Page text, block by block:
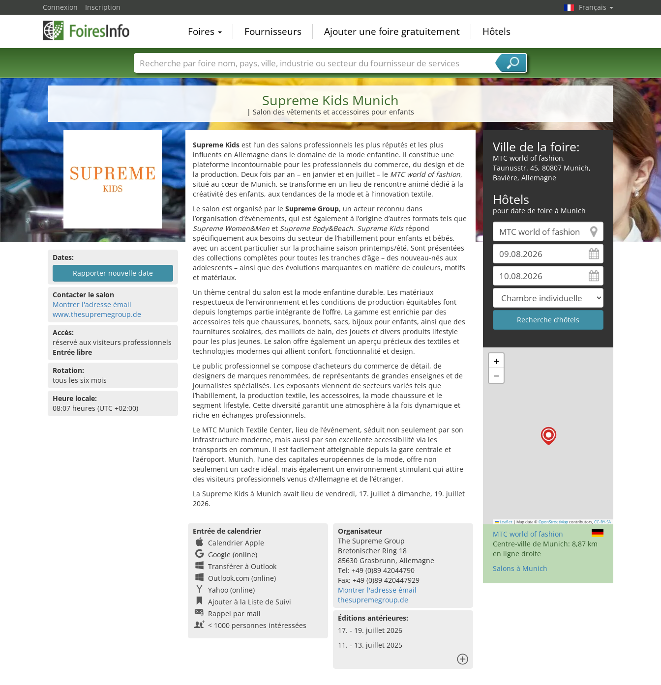
Supreme Kids Munich
| Salon des vêtements et accessoires pour enfants
Dates:
Rapporter nouvelle date
Contacter le salon
Montrer l'adresse émail
www.thesupremegroup.de
Accès:
réservé aux visiteurs professionnels
Entrée libre
Rotation:
tous les six mois
Heure locale:
08:07 heures (UTC +02:00)
Supreme Kidsest l’un des salons professionnels les plus réputés et les plus
influents en Allemagne dans le domaine de la mode enfantine. Il constitue une
plateforme incontournable pour les professionnels du commerce, du design et de
la production. Deux fois par an – en janvier et en juillet – le MTC world of fashion,
situé au cœur de Munich, se transforme en un lieu de rencontre animé dédié à la
créativité des enfants, aux tendances de la mode et à l’innovation textile.
Le salon est organisé par le Supreme Group, un acteur reconnu dans
l’organisation d’événements, qui est également à l’origine d’autres formats tels que
Supreme Women&Menet Supreme Body&Beach. Supreme Kidsrépond
spécifiquement aux besoins du secteur de l’habillement pour enfants et bébés,
avec un accent particulier sur la prochaine saison printemps/été. Sont présentées
des collections complètes pour toutes les tranches d’âge – des nouveau-nés aux
adolescents – ainsi que des évolutions marquantes en matière de couleurs, motifs
et matériaux.
Un thème central du salon est la mode enfantine durable. Les matériaux
respectueux de l’environnement et les conditions de production équitables font
depuis longtemps partie intégrante de l’offre. La gamme est enrichie par des
accessoires tels que chaussures, bonnets, sacs, bijoux pour enfants, ainsi que des
fournitures scolaires, des maillots de bain, des jouets et divers produits lifestyle
pour les plus jeunes. Le salon offre également un aperçu précieux des textiles et
technologies modernes qui allient confort, fonctionnalité et design.
Le public professionnel se compose d’acheteurs du commerce de détail, de
designers de marques renommées, de représentants de grandes enseignes et de
journalistes spécialisés. Les exposants viennent de secteurs variés tels que
l’habillement, la production textile, les accessoires, la mode chaussure et le
segment lifestyle. Cette diversité garantit une atmosphère à la fois dynamique et
riche en échanges professionnels.
Le MTC Munich Textile Center, lieu de l’événement, séduit non seulement par son
infrastructure moderne, mais aussi par son excellente accessibilité via les
transports en commun. Il est facilement atteignable depuis la gare centrale et
l’aéroport. Munich, l’une des capitales européennes de la mode, offre non
seulement un cadre idéal, mais également un environnement stimulant qui attire
des visiteurs professionnels venus d’Allemagne et de l’étranger.
La Supreme Kids à Munich avait lieu de vendredi, 17. juillet à dimanche, 19. juillet
2026.
Entrée de calendrier
Calendrier Apple
Google (online)
Transférer à Outlook
Outlook.com (online)
Yahoo (online)
Ajouter à la Liste de Suivi
Rappel par mail
< 1000 personnes intéressées
Organisateur
The Supreme Group
Bretonischer Ring 18
85630 Grasbrunn, Allemagne
Tel: +49 (0)89 42044790
Fax: +49 (0)89 420447929
Montrer l'adresse émail
thesupremegroup.de
Éditions antérieures:
17. - 19. juillet 2026
11. - 13. juillet 2025
Ville de la foire:
MTC world of fashion,
Taunusstr. 45, 80807 Munich,
Bavière, Allemagne
Hôtels
pour date de foire à Munich
+
−
Leaflet | Map data © OpenStreetMap contributors, CC-BY-SA
MTC world of fashion
Centre-ville de Munich: 8,87 km
en ligne droite
Salons à Munich
Connexion Inscription Français
Foires Fournisseurs Ajouter une foire gratuitement Hôtels
Foire noms Pays Villes Secteurs de foire Secteurs du fournisseur de services